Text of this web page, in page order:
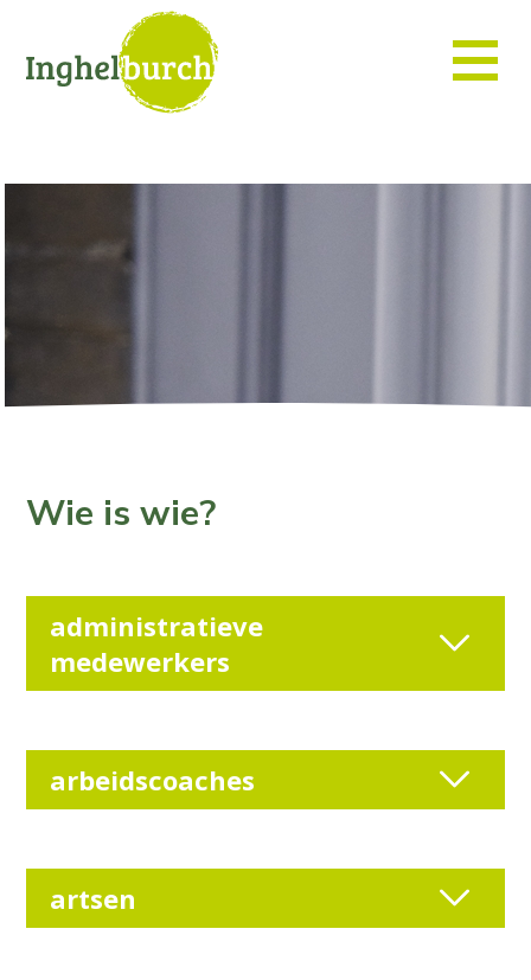
Wie is wie?
administratieve
medewerkers
arbeidscoaches
artsen